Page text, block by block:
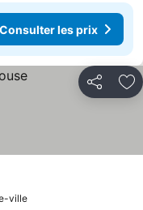
Consulter les prix
Partager
ville